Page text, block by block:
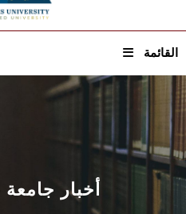
القائمة
أخبار